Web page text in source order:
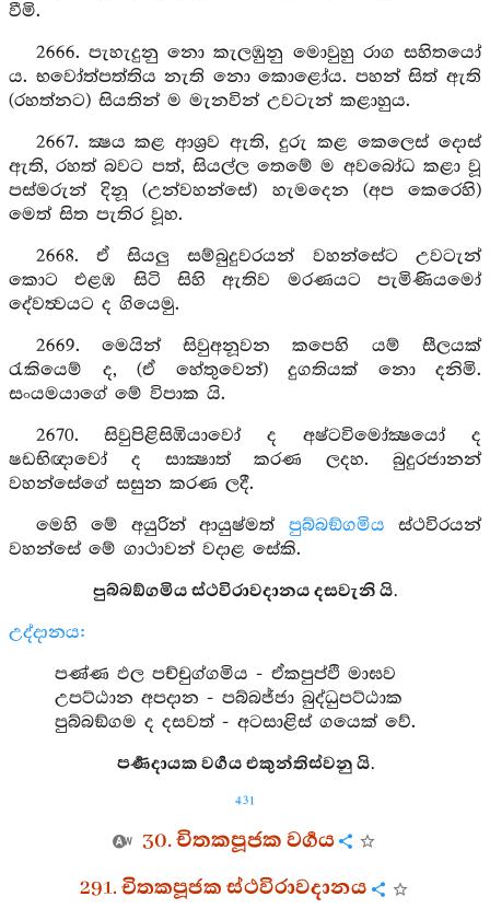
වීමි.
2666. පැහැදුනු නො කැලඹුනු මොවුහු රාග සහිතයෝ
ය. භවෝත්පත්තිය නැති නො කොළෝය. පහන් සිත් ඇති
(රහත්නට) සියතින් ම මැනවින් උවටැන් කළාහුය.
2667. ක්‍ෂය කළ ආශ්‍රව ඇති, දුරු කළ කෙලෙස් දොස්
ඇති, රහත් බවට පත්, සියල්ල තෙමේ ම අවබෝධ කළා වූ
පස්මරුන් දිනූ (උන්වහන්සේ) හැමදෙන (අප කෙරෙහි)
මෙත් සිත පැතිර වූහ.
2668. ඒ සියලු සම්බුදුවරයන් වහන්සේට උවටැන්
කොට එළඹ සිටි සිහි ඇතිව මරණයට පැමිණියමෝ
දේවත්‍වයට ද ගියෙමු.
2669. මෙයින් සිවුඅනූවන කපෙහි යම් සීලයක්
රැකියෙම් ද, (ඒ හේතුවෙන්) දුගතියක් නො දනිමි.
සංයමයාගේ මේ විපාක යි.
2670. සිවුපිළිසිඹියාවෝ ද අෂ්ටවිමෝක්‍ෂයෝ ද
ෂඩභිඥාවෝ ද සාක්‍ෂාත් කරණ ලදහ. බුදුරජානන්
වහන්සේගේ සසුන කරණ ලදී.
මෙහි මේ අයුරින් ආයුෂ්මත් පුබ්බඞ්ගමිය ස්ථවිරයන්
වහන්සේ මේ ගාථාවන් වදාළ සේකි.
පුබ්බඞ්ගමිය ස්ථවිරාවදානය දසවැනි යි.
උද්දානය:
පණ්ණ ඵල පච්චුග්ගමිය - ඒකපුප්ඵි මාඝව
උපට්ඨාන අපදාන - පබ්බජ්ජා බුද්ධුපට්ඨාක
පුබ්බඞ්ගම ද දසවත් - අටසාළිස් ගයෙක් වේ.
පර්‍ණදායක වර්‍ගය එකුන්තිස්වනු යි.
431
30. චිතකපූජක වර්‍ගය
291. චිතකපූජක ස්ථවිරාවදානය